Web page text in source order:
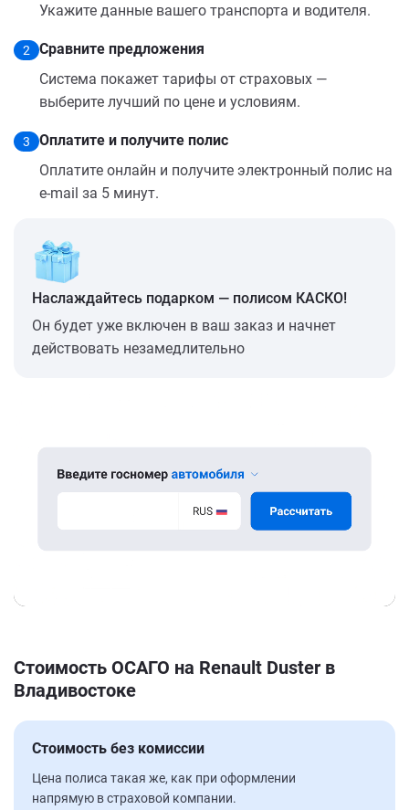
Укажите данные вашего транспорта и водителя.
2
Сравните предложения
Система покажет тарифы от страховых —
выберите лучший по цене и условиям.
3
Оплатите и получите полис
Оплатите онлайн и получите электронный полис на
e-mail за 5 минут.
Наслаждайтесь подарком — полисом КАСКО!
Он будет уже включен в ваш заказ и начнет
действовать незамедлительно
Стоимость ОСАГО на Renault Duster в
Владивостоке
Стоимость без комиссии
Цена полиса такая же, как при оформлении
напрямую в страховой компании.